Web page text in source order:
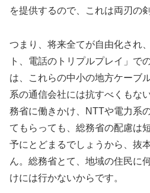
を提供するので、これは両刃の剣
つまり、将来全てが自由化され
ト、電話のトリプルプレイ」で
は、これらの中小の地方ケーブ
系の通信会社には抗すべくもな
務省に働きかけ、NTTや電力系
てもらっても、総務省の配慮は
予にとどまるでしょうから、抜
ん。総務省とて、地域の住民に
けには行かないからです。